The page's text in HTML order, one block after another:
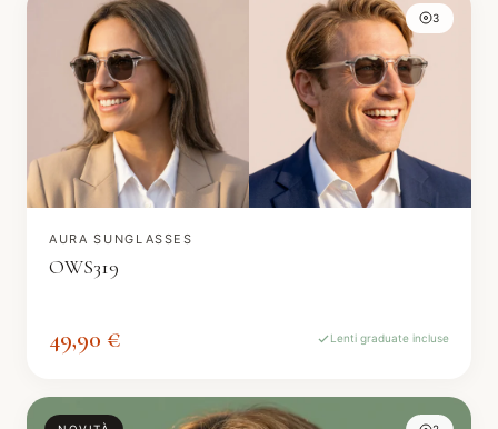
3
AURA SUNGLASSES
OWS319
49,90 € Lenti graduate incluse